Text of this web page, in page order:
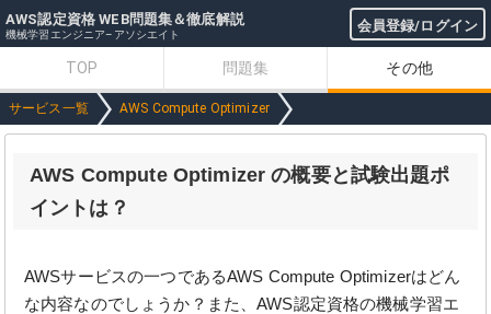
AWS認定資格 WEB問題集＆徹底解説 会員登録/ログイン
機械学習エンジニア–アソシエイト
TOP 問題集 その他
サービス一覧 AWS Compute Optimizer
AWS Compute Optimizer の概要と試験出題ポ
イントは？
AWSサービスの一つであるAWS Compute Optimizerはどん
な内容なのでしょうか？また、AWS認定資格の機械学習エ